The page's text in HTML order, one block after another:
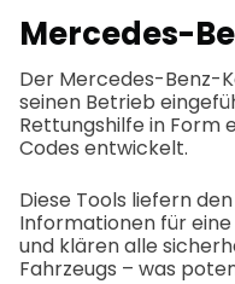
Mercedes-
Der Mercedes-Benz-
seinen Betrieb
Rettungshilfe in Form
Codes entwickelt.
Diese Tools liefern
Informationen für
und klären alle
Fahrzeugs – was